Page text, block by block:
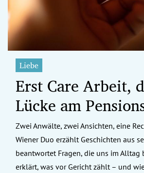
Liebe
Erst Care Arbeit,
Lücke am
Zwei Anwälte, zwei Ansichten, eine
Wiener Duo erzählt Geschichten aus
beantwortet Fragen, die uns im Alltag
erklärt, was vor Gericht zählt – und